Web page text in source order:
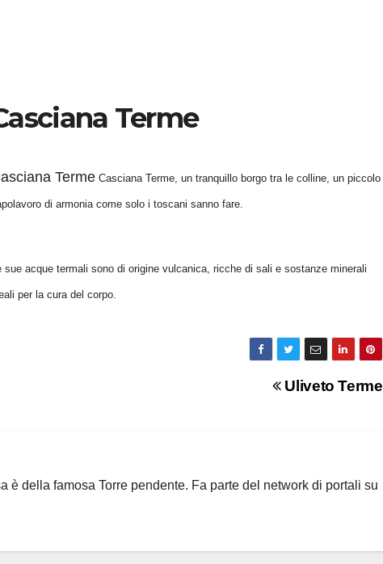
Terme
Terme Casciana Terme, un tranquillo borgo tra le colline, un piccolo
di armonia come solo i toscani sanno fare.
sue acque termali sono di origine vulcanica, ricche di sali e sostanze minerali
per la cura del corpo.
Uliveto Terme
è della famosa Torre pendente. Fa parte del network di portali su